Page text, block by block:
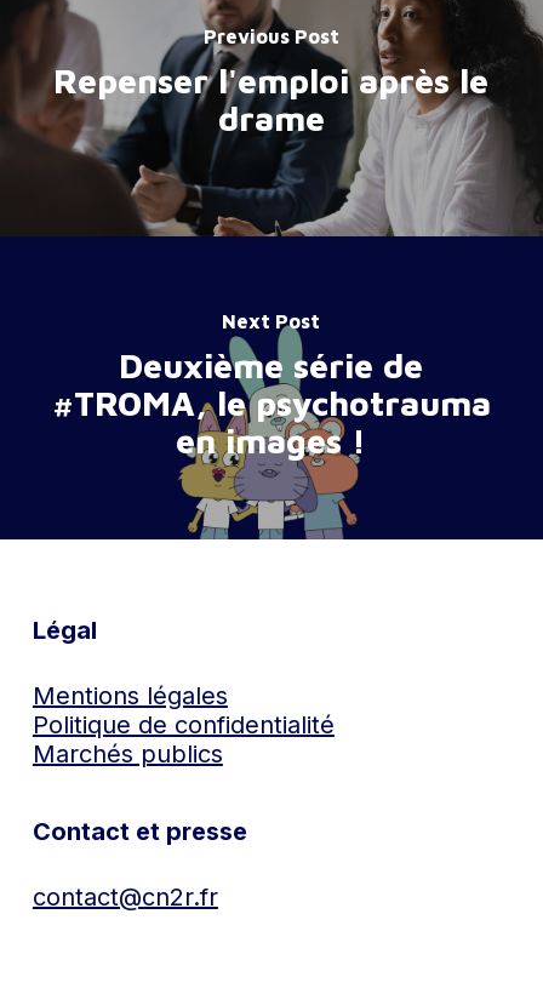
Previous Post
Repenser l'emploi après le
drame
Next Post
Deuxième série de
#TROMA, le psychotrauma
en images !
Légal
Mentions légales
Politique de confidentialité
Marchés publics
Contact et presse
contact@cn2r.fr